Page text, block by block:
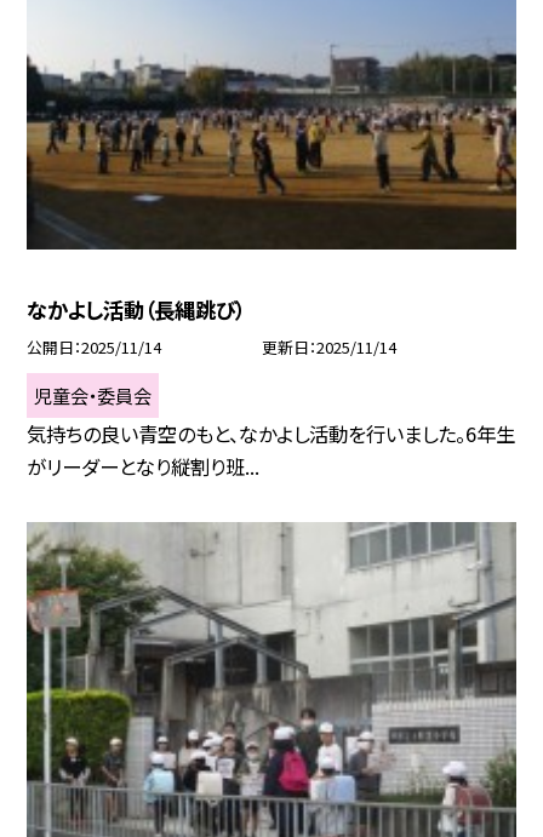
なかよし活動（長縄跳び）
公開日 2025/11/14 更新日 2025/11/14
児童会・委員会
気持ちの良い青空のもと、なかよし活動を行いました。6年生
がリーダーとなり縦割り班...